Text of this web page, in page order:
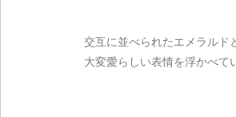
交互に並べられたエメラルド
大変愛らしい表情を浮かべて